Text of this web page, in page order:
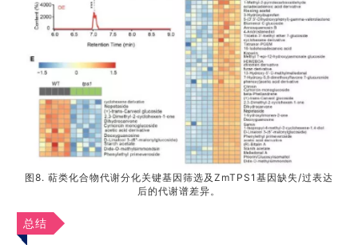
图8. 萜类化合物代谢分化关键基因筛选及ZmTPS1基因缺失/过表达
后的代谢谱差异。
总结